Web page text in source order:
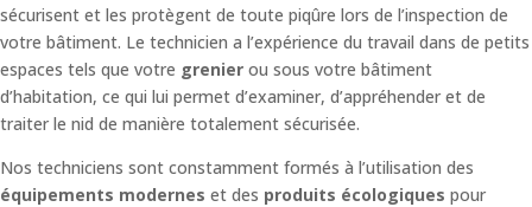
sécurisent et les protègent de toute piqûre lors de l’inspection de
votre bâtiment. Le technicien a l’expérience du travail dans de petits
espaces tels que votre grenier ou sous votre bâtiment
d’habitation, ce qui lui permet d’examiner, d’appréhender et de
traiter le nid de manière totalement sécurisée.
Nos techniciens sont constamment formés à l’utilisation des
équipements modernes et des produits écologiques pour